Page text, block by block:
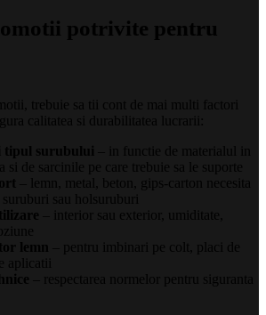
potrivite pentru
trebuie sa tii cont de mai multi factori
calitatea si durabilitatea lucrarii:
tipul surubului – in functie de materialul in
si de sarcinile pe care trebuie sa le suporte
– lemn, metal, beton, gips-carton necesita
sau holsuruburi
– interior sau exterior, umiditate,
lemn
– pentru imbinari pe colt, placi de
aplicatii
– respectarea normelor pentru siguranta